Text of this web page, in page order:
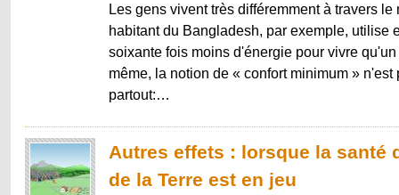
Les gens vivent très différemment à travers le
habitant du Bangladesh, par exemple, utilise
soixante fois moins d'énergie pour vivre
même, la notion de « confort minimum » n'est
partout:…
Autres effets : lorsque la santé
de la Terre est en jeu